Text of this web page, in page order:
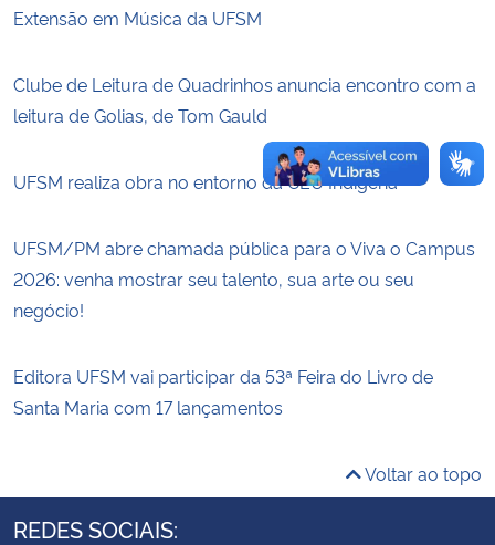
Extensão em Música da UFSM
Clube de Leitura de Quadrinhos anuncia encontro com a
leitura de Golias, de Tom Gauld
UFSM realiza obra no entorno da CEU Indígena
UFSM/PM abre chamada pública para o Viva o Campus
2026: venha mostrar seu talento, sua arte ou seu
negócio!
Editora UFSM vai participar da 53ª Feira do Livro de
Santa Maria com 17 lançamentos
Voltar ao topo
REDES SOCIAIS: